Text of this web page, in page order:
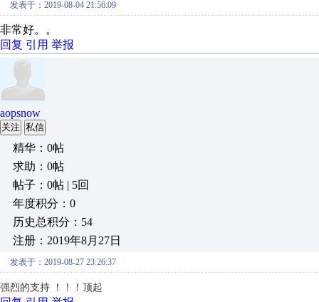
发表于：2019-08-04 21:56:09
非常好。。
回复 引用 举报
aopsnow
关注 私信
精华：0帖
求助：0帖
帖子：0帖 | 5回
年度积分：0
历史总积分：54
注册：2019年8月27日
发表于：2019-08-27 23:26:37
强烈的支持 ！！！顶起